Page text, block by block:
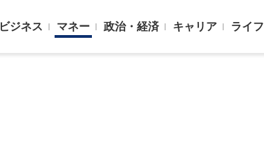
ビジネス マネー 政治・経済 キャリア ライフ